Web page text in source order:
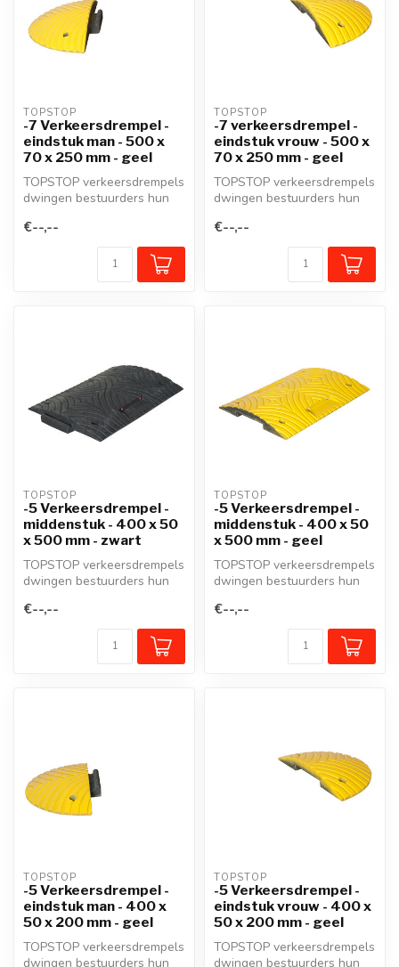
TOPSTOP
-7 Verkeersdrempel -
eindstuk man - 500 x
70 x 250 mm - geel
TOPSTOP verkeersdrempels
dwingen bestuurders hun
verzeker...
€--,--
TOPSTOP
-7 verkeersdrempel -
eindstuk vrouw - 500 x
70 x 250 mm - geel
TOPSTOP verkeersdrempels
dwingen bestuurders hun
verzeker...
€--,--
TOPSTOP
-5 Verkeersdrempel -
middenstuk - 400 x 50
x 500 mm - zwart
TOPSTOP verkeersdrempels
dwingen bestuurders hun
verzeker...
€--,--
TOPSTOP
-5 Verkeersdrempel -
middenstuk - 400 x 50
x 500 mm - geel
TOPSTOP verkeersdrempels
dwingen bestuurders hun
verzeker...
€--,--
TOPSTOP
-5 Verkeersdrempel -
eindstuk man - 400 x
50 x 200 mm - geel
TOPSTOP verkeersdrempels
dwingen bestuurders hun
TOPSTOP
-5 Verkeersdrempel -
eindstuk vrouw - 400 x
50 x 200 mm - geel
TOPSTOP verkeersdrempels
dwingen bestuurders hun